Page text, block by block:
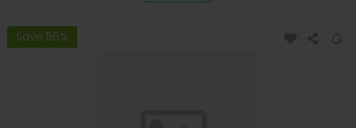
Save 56%